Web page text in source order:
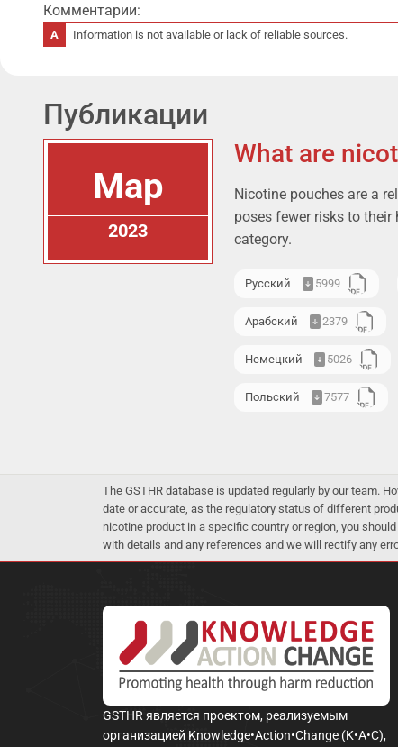
Комментарии:
Information is not available or lack of reliable sources.
Публикации
Мар
2023
What are
Nicotine pouches are a
poses fewer risks to
category.
Русский 5999
Арабский 2379
Немецкий 5026
Польский 7577
The GSTHR database is updated regularly by our team.
date or accurate, as the regulatory status of different
nicotine product in a specific country or region, you
with details and any references and we will rectify any
GSTHR является проектом, реализуемым
организацией Knowledge•Action•Change (K•A•C),